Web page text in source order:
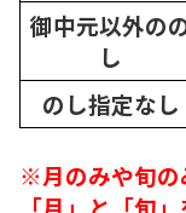
御中元以外の
し
のし指定なし
※月のみや旬の
「月」と「旬